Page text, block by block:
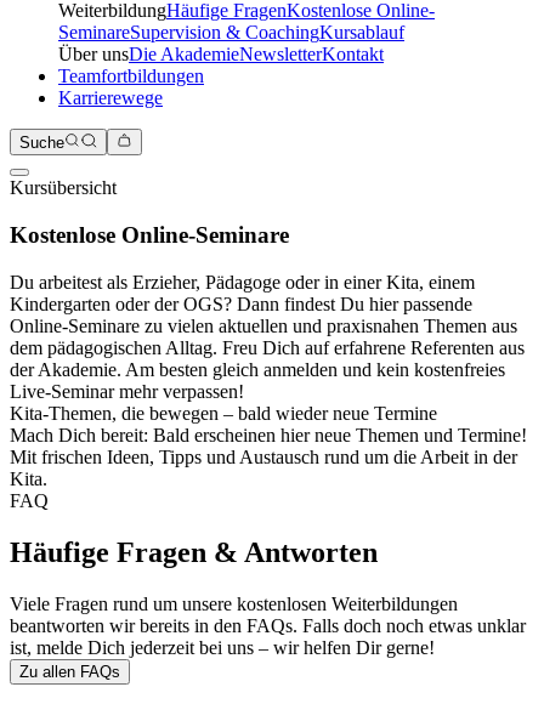
WeiterbildungHäufige FragenKostenlose Online-
SeminareSupervision & CoachingKursablauf
Über unsDie AkademieNewsletterKontakt
Teamfortbildungen
Karrierewege
Suche
Kursübersicht
Kostenlose Online-Seminare
Du arbeitest als Erzieher, Pädagoge oder in einer Kita, einem
Kindergarten oder der OGS? Dann findest Du hier passende
Online-Seminare zu vielen aktuellen und praxisnahen Themen aus
dem pädagogischen Alltag. Freu Dich auf erfahrene Referenten aus
der Akademie. Am besten gleich anmelden und kein kostenfreies
Live-Seminar mehr verpassen!
Kita-Themen, die bewegen – bald wieder neue Termine
Mach Dich bereit: Bald erscheinen hier neue Themen und Termine!
Mit frischen Ideen, Tipps und Austausch rund um die Arbeit in der
Kita.
FAQ
Häufige Fragen & Antworten
Viele Fragen rund um unsere kostenlosen Weiterbildungen
beantworten wir bereits in den FAQs. Falls doch noch etwas unklar
ist, melde Dich jederzeit bei uns – wir helfen Dir gerne!
Zu allen FAQs